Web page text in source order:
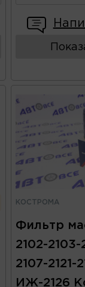
КОСТРОМА
Фильтр
2102-2103-
2107-2121-
ИЖ-2126